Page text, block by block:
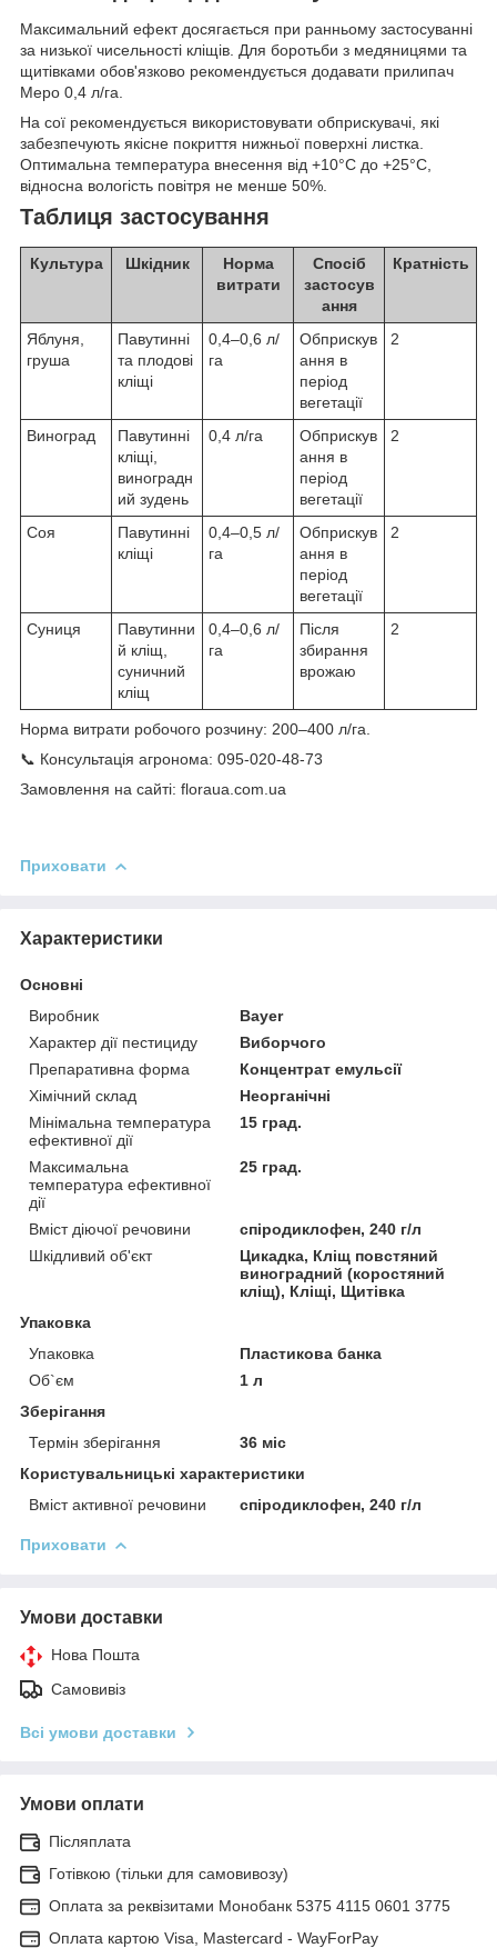
Максимальний ефект досягається при ранньому застосуванні
за низької чисельності кліщів. Для боротьби з медяницями та
щитівками обов'язково рекомендується додавати прилипач
Меро 0,4 л/га.
На сої рекомендується використовувати обприскувачі, які
забезпечують якісне покриття нижньої поверхні листка.
Оптимальна температура внесення від +10°С до +25°С,
відносна вологість повітря не менше 50%.
Таблиця застосування
Культура Шкідник
Норма
витрати
Спосіб
застосув
ання
Кратність
Яблуня,
груша
Павутинні
та плодові
кліщі
0,4–0,6 л/
га
Обприскув
ання в
період
вегетації
2
Виноград
Павутинні
кліщі,
виноградн
ий зудень
0,4 л/га
Обприскув
ання в
період
вегетації
2
Соя
Павутинні
кліщі
0,4–0,5 л/
га
Обприскув
ання в
період
вегетації
2
Суниця
Павутинни
й кліщ,
суничний
кліщ
0,4–0,6 л/
га
Після
збирання
врожаю
2
Норма витрати робочого розчину: 200–400 л/га.
📞 Консультація агронома: 095-020-48-73
Замовлення на сайті: floraua.com.ua
Приховати
Характеристики
Основні
Виробник
Bayer
Характер дії пестициду
Виборчого
Препаративна форма
Концентрат емульсії
Хімічний склад
Неорганічні
Мінімальна температура
ефективної дії
15 град.
Максимальна
температура ефективної
дії
25 град.
Вміст діючої речовини
спіродиклофен, 240 г/л
Шкідливий об'єкт
Цикадка, Кліщ повстяний
виноградний (коростяний
кліщ), Кліщі, Щитівка
Упаковка
Упаковка
Пластикова банка
Об`єм
1 л
Зберігання
Термін зберігання
36 міс
Користувальницькі характеристики
Вміст активної речовини
спіродиклофен, 240 г/л
Приховати
Умови доставки
Нова Пошта
Самовивіз
Всі умови доставки
Умови оплати
Післяплата
Готівкою (тільки для самовивозу)
Оплата за реквізитами Монобанк 5375 4115 0601 3775
Оплата картою Visa, Mastercard - WayForPay